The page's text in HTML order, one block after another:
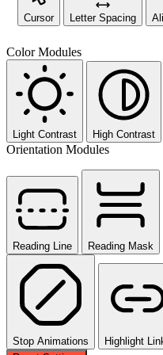
Cursor Letter Spacing
Color Modules
Light Contrast High Contrast
Orientation Modules
Reading Line Reading Mask
Stop Animations
Highlight